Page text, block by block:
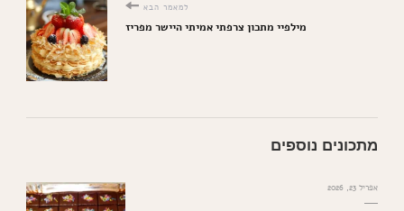
למאמר הבא
מילפיי מתכון צרפתי אמיתי היישר מפריז
מתכונים נוספים
אפריל 23, 2026